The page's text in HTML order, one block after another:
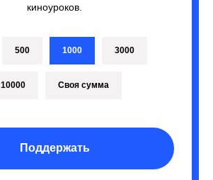
киноуроков.
500 1000 3000
10000 Своя сумма
Поддержать